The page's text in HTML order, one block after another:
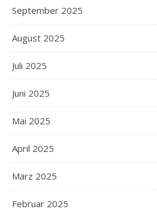
September 2025
August 2025
Juli 2025
Juni 2025
Mai 2025
April 2025
März 2025
Februar 2025